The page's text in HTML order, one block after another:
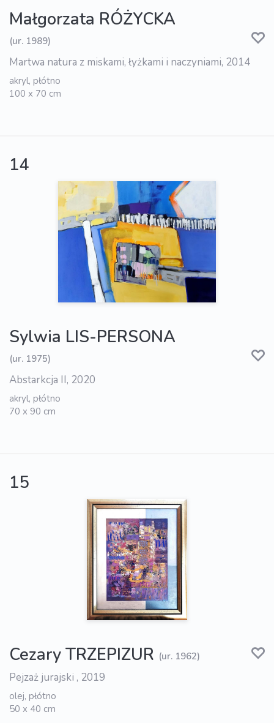
Małgorzata RÓŻYCKA
(ur. 1989)
Martwa natura z miskami, łyżkami i naczyniami, 2014
akryl, płótno
100 x 70 cm
14
Sylwia LIS-PERSONA
(ur. 1975)
Abstarkcja II, 2020
akryl, płótno
70 x 90 cm
15
Cezary TRZEPIZUR (ur. 1962)
Pejzaż jurajski , 2019
olej, płótno
50 x 40 cm